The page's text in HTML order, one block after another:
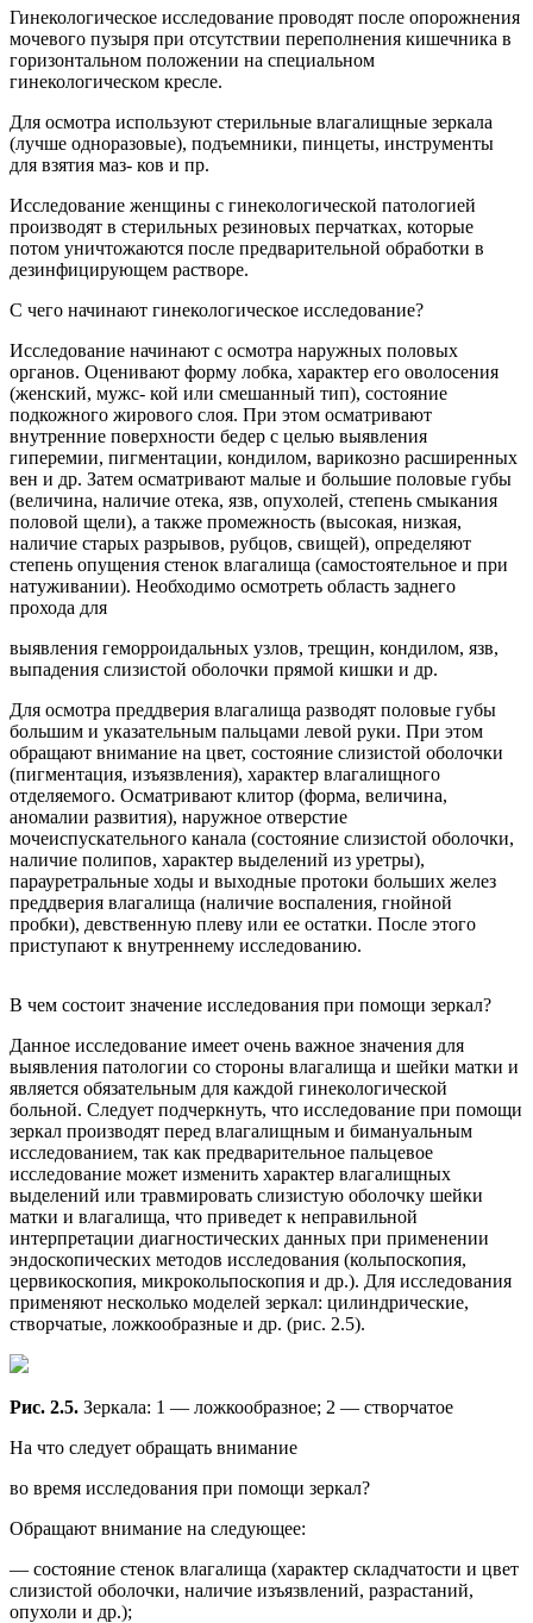
Гинекологическое исследование проводят после опорожнения
мочевого пузыря при отсутствии переполнения кишечника в
горизонтальном положении на специальном
гинекологическом кресле.
Для осмотра используют стерильные влагалищные зеркала
(лучше одноразовые), подъемники, пинцеты, инструменты
для взятия маз- ков и пр.
Исследование женщины с гинекологической патологией
производят в стерильных резиновых перчатках, которые
потом уничтожаются после предварительной обработки в
дезинфицирующем растворе.
С чего начинают гинекологическое исследование?
Исследование начинают с осмотра наружных половых
органов. Оценивают форму лобка, характер его оволосения
(женский, мужс- кой или смешанный тип), состояние
подкожного жирового слоя. При этом осматривают
внутренние поверхности бедер с целью выявления
гиперемии, пигментации, кондилом, варикозно расширенных
вен и др. Затем осматривают малые и большие половые губы
(величина, наличие отека, язв, опухолей, степень смыкания
половой щели), а также промежность (высокая, низкая,
наличие старых разрывов, рубцов, свищей), определяют
степень опущения стенок влагалища (самостоятельное и при
натуживании). Необходимо осмотреть область заднего
прохода для
выявления геморроидальных узлов, трещин, кондилом, язв,
выпадения слизистой оболочки прямой кишки и др.
Для осмотра преддверия влагалища разводят половые губы
большим и указательным пальцами левой руки. При этом
обращают внимание на цвет, состояние слизистой оболочки
(пигментация, изъязвления), характер влагалищного
отделяемого. Осматривают клитор (форма, величина,
аномалии развития), наружное отверстие
мочеиспускательного канала (состояние слизистой оболочки,
наличие полипов, характер выделений из уретры),
парауретральные ходы и выходные протоки больших желез
преддверия влагалища (наличие воспаления, гнойной
пробки), девственную плеву или ее остатки. После этого
приступают к внутреннему исследованию.
В чем состоит значение исследования при помощи зеркал?
Данное исследование имеет очень важное значения для
выявления патологии со стороны влагалища и шейки матки и
является обязательным для каждой гинекологической
больной. Следует подчеркнуть, что исследование при помощи
зеркал производят перед влагалищным и бимануальным
исследованием, так как предварительное пальцевое
исследование может изменить характер влагалищных
выделений или травмировать слизистую оболочку шейки
матки и влагалища, что приведет к неправильной
интерпретации диагностических данных при применении
эндоскопических методов исследования (кольпоскопия,
цервикоскопия, микрокольпоскопия и др.). Для исследования
применяют несколько моделей зеркал: цилиндрические,
створчатые, ложкообразные и др. (рис. 2.5).
Рис. 2.5. Зеркала: 1 — ложкообразное; 2 — створчатое
На что следует обращать внимание
во время исследования при помощи зеркал?
Обращают внимание на следующее:
— состояние стенок влагалища (характер складчатости и цвет
слизистой оболочки, наличие изъязвлений, разрастаний,
опухоли и др.);